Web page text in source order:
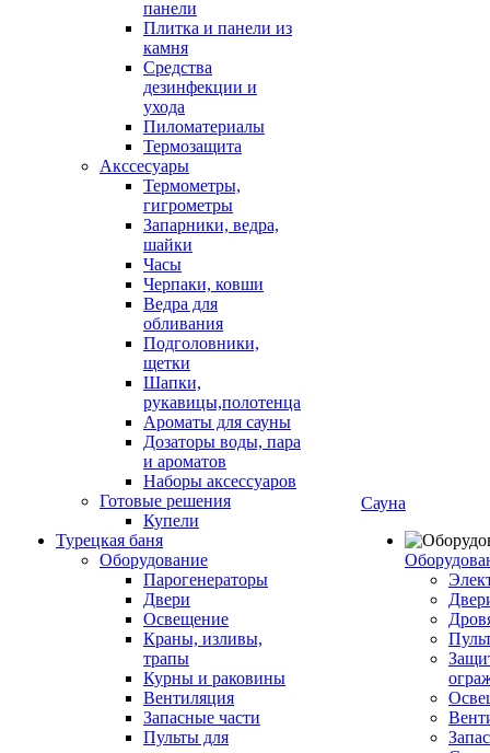
панели
Плитка и панели из
камня
Средства
дезинфекции и
ухода
Пиломатериалы
Термозащита
Аксcесуары
Термометры,
гигрометры
Запарники, ведра,
шайки
Часы
Черпаки, ковши
Ведра для
обливания
Подголовники,
щетки
Шапки,
рукавицы,полотенца
Ароматы для сауны
Дозаторы воды, пара
и ароматов
Наборы аксессуаров
Готовые решения
Купели
Турецкая баня
Оборудование
Парогенераторы
Двери
Освещение
Краны, изливы,
трапы
Курны и раковины
Вентиляция
Запасные части
Пульты для
Сауна